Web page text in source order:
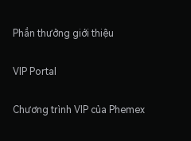
Phần thưởng giới thiệu
VIP Portal
Chương trình VIP của Phemex